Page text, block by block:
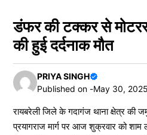
डंफर की टक्कर से
की हुई दर्दनाक मौत
PRIYA SINGH
Published on -May 30, 2025
रायबरेली जिले के गदागंज थाना क्षेत्र की
प्रयागराज मार्ग पर आज शुक्रवार को